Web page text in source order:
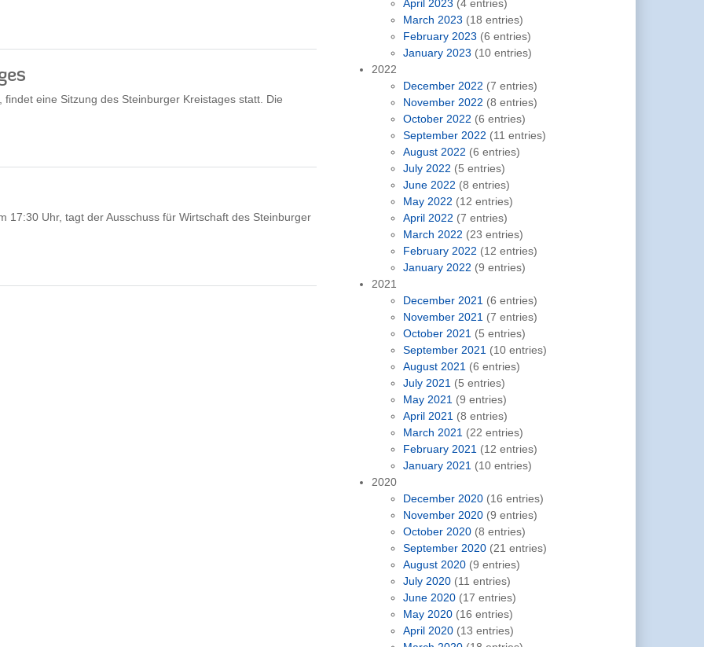
eine Sitzung des Steinburger Kreistages statt. Die
17:30 Uhr, tagt der Ausschuss für Wirtschaft des Steinburger
April 2023 (4 entries)
March 2023 (18 entries)
February 2023 (6 entries)
January 2023 (10 entries)
2022
December 2022 (7 entries)
November 2022 (8 entries)
October 2022 (6 entries)
September 2022 (11 entries)
August 2022 (6 entries)
July 2022 (5 entries)
June 2022 (8 entries)
May 2022 (12 entries)
April 2022 (7 entries)
March 2022 (23 entries)
February 2022 (12 entries)
January 2022 (9 entries)
2021
December 2021 (6 entries)
November 2021 (7 entries)
October 2021 (5 entries)
September 2021 (10 entries)
August 2021 (6 entries)
July 2021 (5 entries)
May 2021 (9 entries)
April 2021 (8 entries)
March 2021 (22 entries)
February 2021 (12 entries)
January 2021 (10 entries)
2020
December 2020 (16 entries)
November 2020 (9 entries)
October 2020 (8 entries)
September 2020 (21 entries)
August 2020 (9 entries)
July 2020 (11 entries)
June 2020 (17 entries)
May 2020 (16 entries)
April 2020 (13 entries)